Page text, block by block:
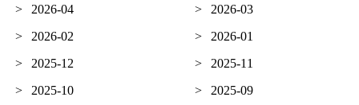
2026-04
2026-03
2026-02
2026-01
2025-12
2025-11
2025-10
2025-09